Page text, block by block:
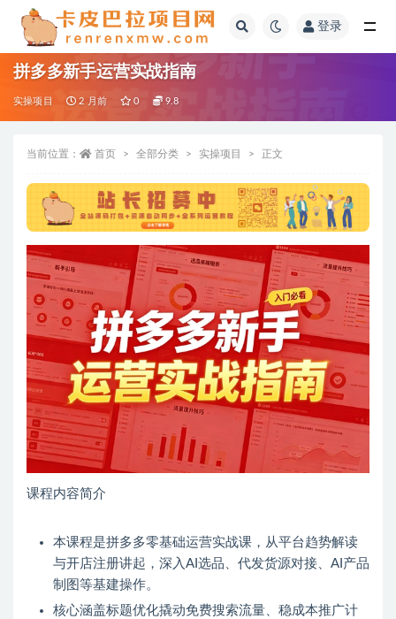
登录
拼多多新手运营实战指南
实操项目 2 月前 0 9.8
当前位置： 首页 全部分类 实操项目 正文
课程内容简介
本课程是拼多多零基础运营实战课，从平台趋势解读
与开店注册讲起，深入AI选品、代发货源对接、AI产品
制图等基建操作。
核心涵盖标题优化撬动免费搜索流量、稳成本推广计
全部